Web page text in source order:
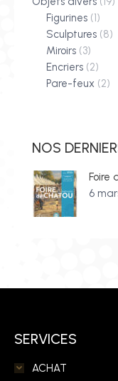
Figurines (1)
Sculptures (8)
Miroirs (3)
Encriers (2)
Pare-feux (2)
NOS
Foire
6
SERVICES
ACHAT